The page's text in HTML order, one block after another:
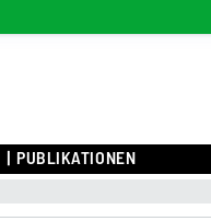
PUBLIKATIONEN